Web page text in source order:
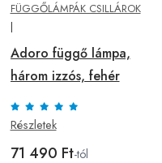
FÜGGŐLÁMPÁK CSILLÁROK
|
Adoro függő lámpa,
három izzós, fehér
Részletek
71 490 Ft-tól